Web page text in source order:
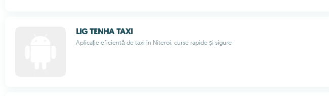
LIG TENHA TAXI
Aplicație eficientă de taxi în Niteroi, curse rapide și sigure